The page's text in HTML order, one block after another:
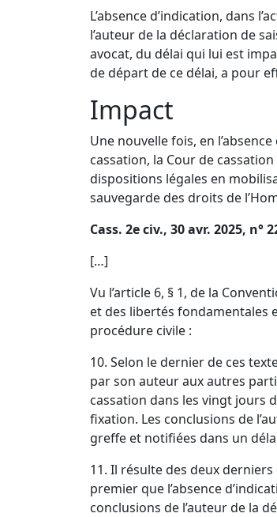
L’absence d’indication, dans
l’auteur de la déclaration de
avocat, du délai qui lui est
de départ de ce délai, a pour
Impact
Une nouvelle fois, en
cassation, la Cour de
dispositions légales en
sauvegarde des droits de
Cass. 2e civ., 30 avr. 2025, n°
[…]
Vu l’article 6, § 1, de la
et des libertés fondamentales
procédure civile :
10. Selon le dernier de ces
par son auteur aux autres
cassation dans les vingt jours
fixation. Les conclusions de
greffe et notifiées dans un
11. Il résulte des deux
premier que l’absence
conclusions de l’auteur de la